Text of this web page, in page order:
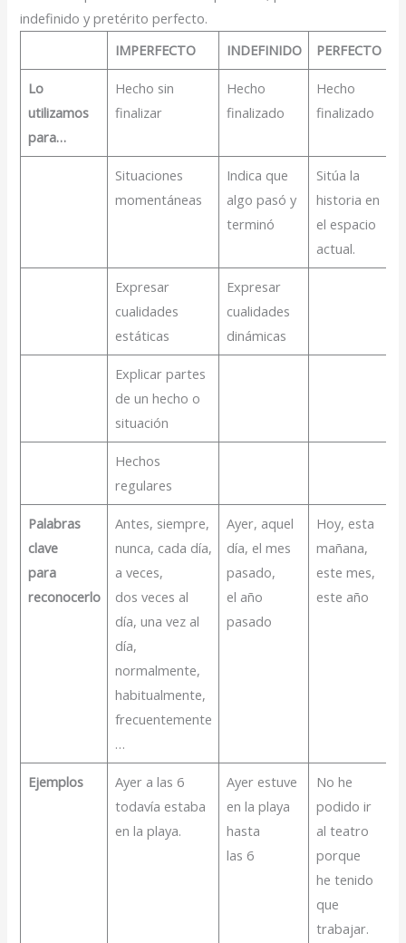
indefinido y pretérito perfecto.
IMPERFECTO
INDEFINIDO PERFECTO
Lo
utilizamos
para…
Hecho sin
finalizar
Hecho
finalizado
Hecho
finalizado
Situaciones
momentáneas
Indica que
algo pasó y
terminó
Sitúa la
historia en
el espacio
actual.
Expresar
cualidades
estáticas
Expresar
cualidades
dinámicas
Explicar partes
de un hecho o
situación
Hechos
regulares
Palabras
clave
para
reconocerlo
Antes, siempre,
nunca, cada día,
a veces,
dos veces al
día, una vez al
día,
normalmente,
habitualmente,
frecuentemente
…
Ayer, aquel
día, el mes
pasado,
el año
pasado
Hoy, esta
mañana,
este mes,
este año
Ejemplos
Ayer a las 6
todavía estaba
en la playa.
Ayer estuve
en la playa
hasta
las 6
No he
podido ir
al teatro
porque
he tenido
que
trabajar.